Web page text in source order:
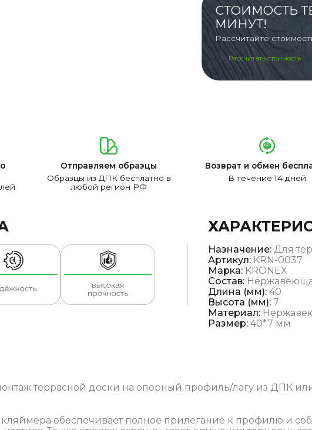
СТОИМОСТЬ
МИНУТ!
Рассчитайте
Рассчитать стоимость
Отправляем образцы
Образцы из ДПК бесплатно в
любой регион РФ
Возврат и обмен
В течение 14 дней
Назначение: Для
Артикул: KRN-0037
Марка: KRONEX
Состав:
Длина (мм): 40
Высота (мм): 7
Материал:
Размер: 40*7 мм
террасной доски на опорный профиль/лагу из ДПК
обеспечивает полное прилегание к профилю и